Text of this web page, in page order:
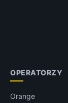
OPERATORZY
Orange